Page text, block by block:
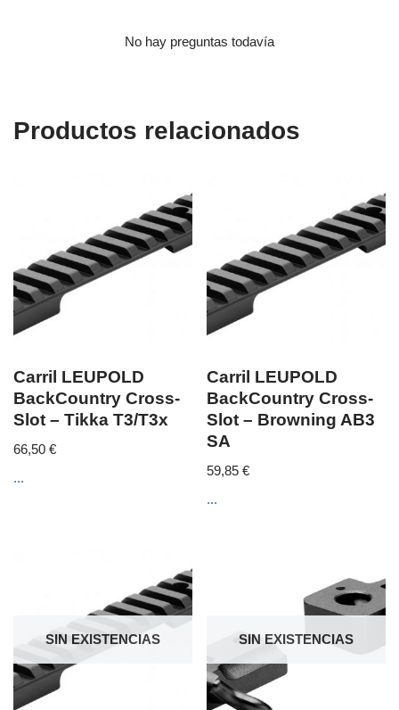
No hay preguntas todavía
Productos relacionados
Carril LEUPOLD
BackCountry Cross-
Slot – Tikka T3/T3x
66,50 €
...
Carril LEUPOLD
BackCountry Cross-
Slot – Browning AB3
SA
59,85€
...
SIN EXISTENCIAS SIN EXISTENCIAS